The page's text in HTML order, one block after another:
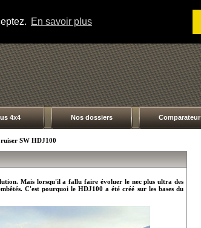
En savoir plus
4x4 Nos dossiers Comparateur
SW HDJ100
Mais lorsqu'il a fallu faire évoluer le nec plus ultra des
C'est pourquoi le HDJ100 a été créé sur les bases du